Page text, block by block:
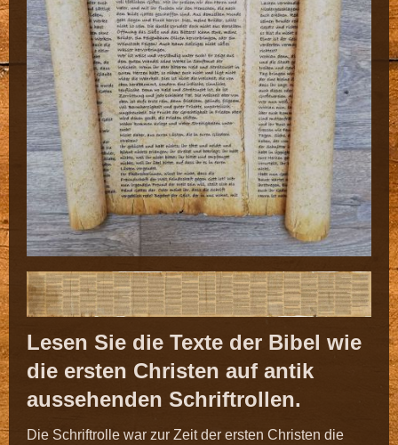
Lesen Sie die Texte der Bibel wie
die ersten Christen auf antik
aussehenden Schriftrollen.
Die Schriftrolle war zur Zeit der ersten Christen die